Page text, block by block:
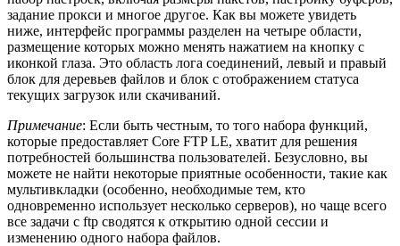
задание прокси и многое другое. Как вы можете увидеть
ниже, интерфейс программы разделен на четыре области,
размещение которых можно менять нажатием на кнопку с
иконкой глаза. Это область лога соединений, левый и правый
блок для деревьев файлов и блок с отображением статуса
текущих загрузок или скачиваний.
Примечание: Если быть честным, то того набора функций,
которые предоставляет Core FTP LE, хватит для решения
потребностей большинства пользователей. Безусловно, вы
можете не найти некоторые приятные особенности, такие как
мультивкладки (особенно, необходимые тем, кто
одновременно использует несколько серверов), но чаще всего
все задачи с ftp сводятся к открытию одной сессии и
изменению одного набора файлов.